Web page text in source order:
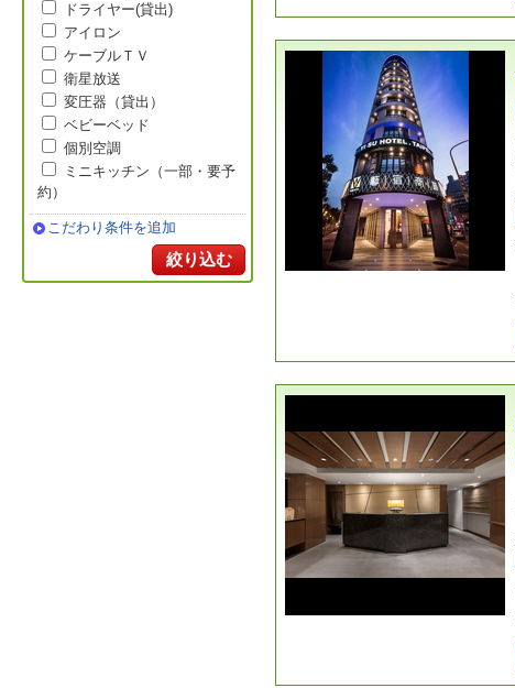
ドライヤー(貸出)
アイロン
ケーブルＴＶ
衛星放送
変圧器（貸出）
ベビーベッド
個別空調
ミニキッチン（一部・要予
約）
こだわり条件を追加
絞り込む